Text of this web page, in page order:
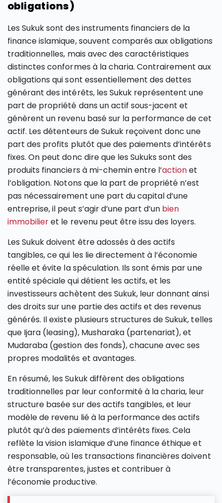
obligations)
Les Sukuk sont des instruments financiers de la
finance islamique, souvent comparés aux obligations
traditionnelles, mais avec des caractéristiques
distinctes conformes à la charia. Contrairement aux
obligations qui sont essentiellement des dettes
générant des intérêts, les Sukuk représentent une
part de propriété dans un actif sous-jacent et
génèrent un revenu basé sur la performance de cet
actif. Les détenteurs de Sukuk reçoivent donc une
part des profits plutôt que des paiements d’intérêts
fixes. On peut donc dire que les Sukuks sont des
produits financiers à mi-chemin entre l’actionet
l’obligation. Notons que la part de propriété n’est
pas nécessairement une part du capital d’une
entreprise, il peut s’agir d’une part d’un bien
immobilieret le revenu peut être issu des loyers.
Les Sukuk doivent être adossés à des actifs
tangibles, ce qui les lie directement à l’économie
réelle et évite la spéculation. Ils sont émis par une
entité spéciale qui détient les actifs, et les
investisseurs achètent des Sukuk, leur donnant ainsi
des droits sur une partie des actifs et des revenus
générés. Il existe plusieurs structures de Sukuk, telles
que Ijara (leasing), Musharaka (partenariat), et
Mudaraba (gestion des fonds), chacune avec ses
propres modalités et avantages.
En résumé, les Sukuk diffèrent des obligations
traditionnelles par leur conformité à la charia, leur
structure basée sur des actifs tangibles, et leur
modèle de revenu lié à la performance des actifs
plutôt qu’à des paiements d’intérêts fixes. Cela
reflète la vision islamique d’une finance éthique et
responsable, où les transactions financières doivent
être transparentes, justes et contribuer à
l’économie productive.